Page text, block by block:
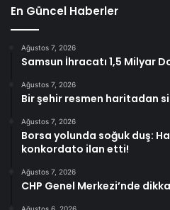
En Güncel Haberler
Ağustos 7, 2026
Samsun İhracatı 1,5 Milyar
Ağustos 7, 2026
Bir şehir resmen haritadan
Ağustos 7, 2026
Borsa yolunda soğuk duş:
konkordato ilan etti!
Ağustos 7, 2026
CHP Genel Merkezi’nde